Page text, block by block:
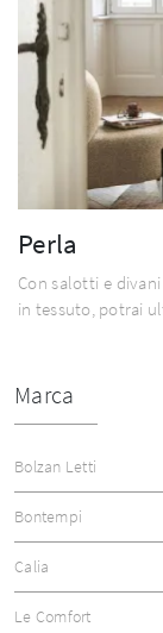
Perla
Con salotti e
in tessuto, potrai
Marca
Bolzan Letti
Bontempi
Calia
Le Comfort